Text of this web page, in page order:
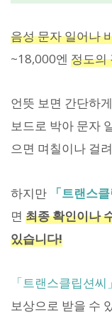
음성 문자 일어나
~18,000엔 정도의
언뜻 보면 간단하
보드로 박아 문자
으면 며칠이나 걸
하지만 「트랜스
면 최종 확인이나
있습니다!
「트랜스클립션씨」
보상으로 받을 수